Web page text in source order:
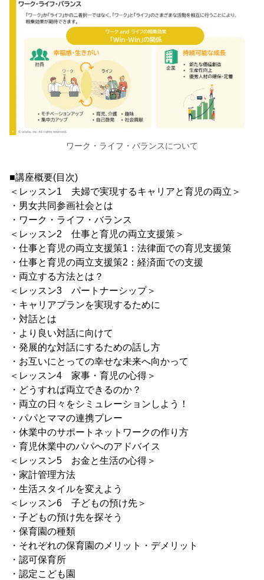
ワーク・ライフ・バランスについて
■講座概要(目次)
＜レッスン1 夫婦で実現するキャリアと育児の両立＞
・男女共同参画社会とは
・ワーク・ライフ・バランス
＜レッスン2 仕事と育児の両立支援策＞
・仕事と育児の両立支援策1：法律面での育児支援策
・仕事と育児の両立支援策2：経済面での支援
・両立する方法とは？
＜レッスン3 パートナーシップ＞
・キャリアプランを実現するために
・対話とは
・より良い対話に向けて
・発展的な対話にするための話し方
・お互いにとっての幸せな未来へ向かって
＜レッスン4 家事・育児の心得＞
・どうすれば両立できるのか？
・両立の日々をシミュレーションしよう！
・パパとママの連携プレー
・休業中のサポートネットワークの作り方
・育児休業中のパパへのアドバイス
＜レッスン5 お金と生活の心得＞
・家計管理方法
・生活スタイルを変えよう
＜レッスン6 子どもの預け先＞
・子どもの預け先を探そう
・保育園の種類
・それぞれの保育園のメリット・デメリット
・認可保育所
・認定こども園